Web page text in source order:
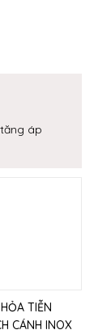
áp
TIỄN
CÁNH INOX